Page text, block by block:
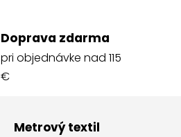
Doprava zdarma
pri objednávke nad 115
€
Metrový textil